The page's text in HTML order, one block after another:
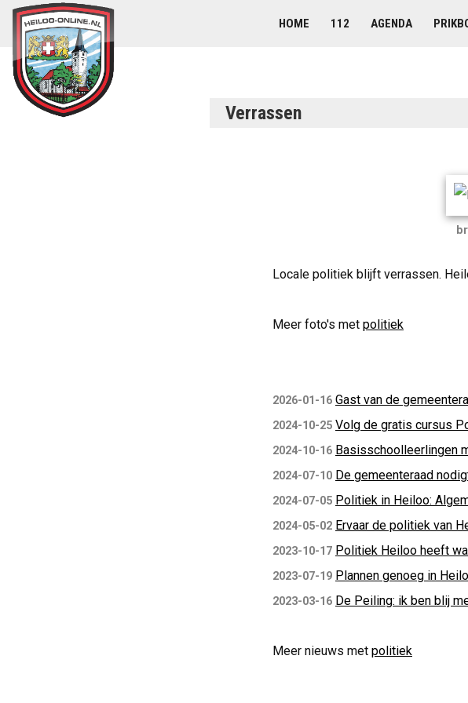
HOME 112 AGENDA
Verrassen
Locale politiek blijft verrassen.
Meer foto's met politiek
2026-01-16 Gast van de
2024-10-25 Volg de gratis cursus
2024-10-16 Basisschoolleerlingen
2024-07-10 De gemeenteraad
2024-07-05 Politiek in Heiloo:
2024-05-02 Ervaar de politiek van
2023-10-17 Politiek Heiloo heeft
2023-07-19 Plannen genoeg in
2023-03-16 De Peiling: ik ben blij
Meer nieuws met politiek